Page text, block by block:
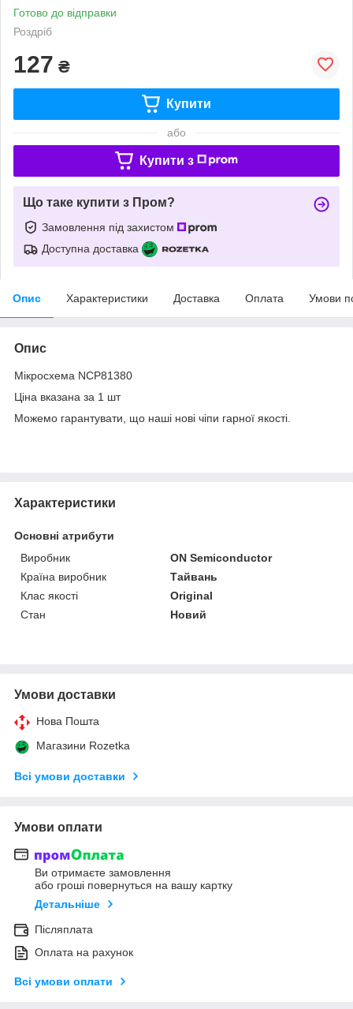
Готово до відправки
Роздріб
127 ₴
Купити
або
Купити з
Що таке купити з Пром?
Замовлення під захистом
Доступна доставка
Опис Характеристики Доставка Оплата Умови
Опис
Мікросхема NCP81380
Ціна вказана за 1 шт
Можемо гарантувати, що наші нові чіпи гарної якості.
Характеристики
Основні атрибути
Виробник
ON Semiconductor
Країна виробник
Тайвань
Клас якості
Original
Стан
Новий
Умови доставки
Нова Пошта
Магазини Rozetka
Всі умови доставки
Умови оплати
Ви отримаєте замовлення
або гроші повернуться на вашу картку
Детальніше
Післяплата
Оплата на рахунок
Всі умови оплати